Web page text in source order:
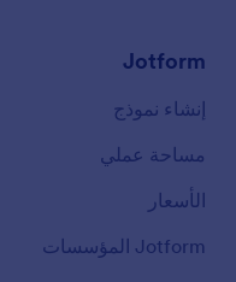
Jotform
إنشاء نموذج
مساحة عملي
الأسعار
Jotform المؤسسات